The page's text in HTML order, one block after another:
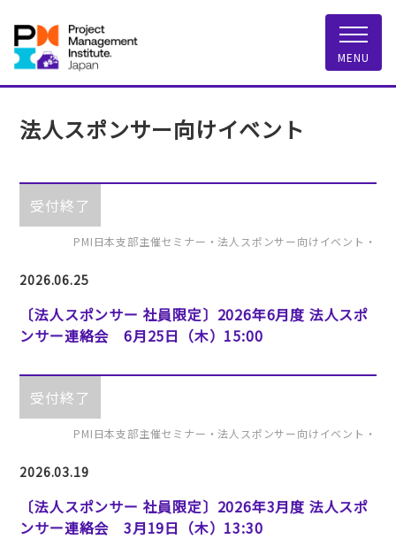
一般社団法人 PMI
MENU
法人スポンサー向けイベント
受付終了
PMI日本支部主催セミナー・法人スポンサー向けイベント・
2026.06.25
〔法人スポンサー 社員限定〕2026年6月度 法人スポ
ンサー連絡会 6月25日（木）15:00
受付終了
PMI日本支部主催セミナー・法人スポンサー向けイベント・
2026.03.19
〔法人スポンサー 社員限定〕2026年3月度 法人スポ
ンサー連絡会 3月19日（木）13:30